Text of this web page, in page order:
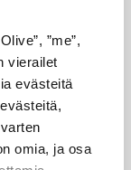
”me”,
vierailet
evästeitä
omia, ja osa
FOR OLIVE
DAY
PRICE